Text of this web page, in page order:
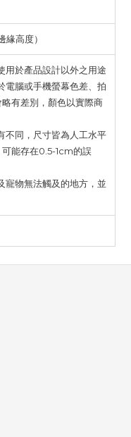
緣高度）
用於產品設計以外之用途
電腦或手機螢幕色差、拍
有差別，顏色以實際商
不同，尺寸皆為人工水平
能存在0.5-1cm的誤
寵物無法觸及的地方，並